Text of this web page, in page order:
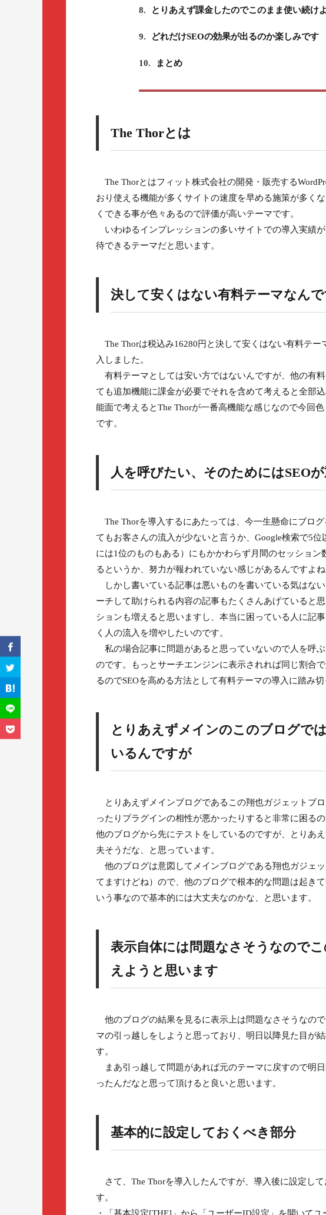
8. とりあえず課金したのでこのまま使い続け
9. どれだけSEOの効果が出るのか楽しみです
10. まとめ
The Thorとは
The Thorとはフィット株式会社の開発・販売する
おり使える機能が多くサイトの速度を早める施策が多く
くできる事が色々あるので評価が高いテーマです。
いわゆるインプレッションの多いサイトでの導入実績
待できるテーマだと思います。
決して安くはない有料テーマなん
The Thorは税込み16280円と決して安くはない有料テ
入しました。
有料テーマとしては安い方ではないんですが、他の有
ても追加機能に課金が必要でそれを含めて考えると全部
能面で考えるとThe Thorが一番高機能な感じなので今回
です。
人を呼びたい、そのためにはSEO
The Thorを導入するにあたっては、今一生懸命にブロ
てもお客さんの流入が少ないと言うか、Google検索で5
には1位のものもある）にもかかわらず月間のセッショ
るというか、努力が報われていない感じがあるんですよね
しかし書いている記事は悪いものを書いている気はな
ーチして助けられる内容の記事もたくさんあげていると
ションも増えると思いますし、本当に困っている人に記
く人の流入を増やしたいのです。
私の場合記事に問題があると思っていないので人を呼
のです。もっとサーチエンジンに表示されれば同じ割合
るのでSEOを高める方法として有料テーマの導入に踏み切
とりあえずメインのこのブログで
いるんですが
とりあえずメインブログであるこの翔也ガジェットブ
ったりプラグインの相性が悪かったりすると非常に困る
他のブログから先にテストをしているのですが、とりあ
夫そうだな、と思っています。
他のブログは意図してメインブログである翔也ガジェ
てますけどね）ので、他のブログで根本的な問題は起き
いう事なので基本的には大丈夫なのかな、と思います。
表示自体には問題なさそうなので
えようと思います
他のブログの結果を見るに表示上は問題なさそうなの
マの引っ越しをしようと思っており、明日以降見た目が
す。
まあ引っ越して問題があれば元のテーマに戻すので明
ったんだなと思って頂けると良いと思います。
基本的に設定しておくべき部分
さて、The Thorを導入したんですが、導入後に設定し
す。